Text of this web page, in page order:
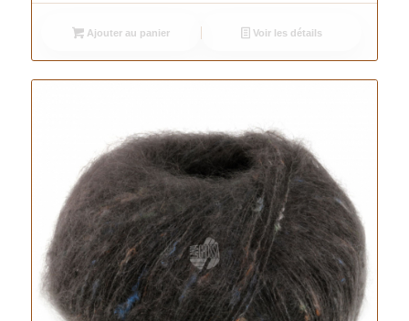
Ajouter au panier Voir les détails